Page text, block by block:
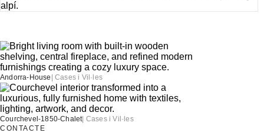
alpí.
Andorra-House |Cases i Vil·les
Courchevel-1850-Chalet| Cases i Vil·les
CONTACTE